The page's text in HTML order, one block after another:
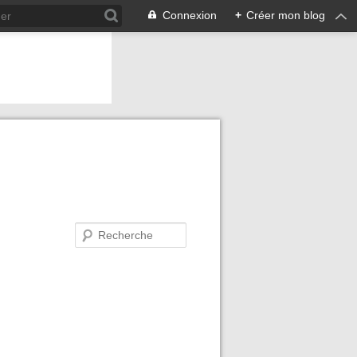
Connexion + Créer mon blog